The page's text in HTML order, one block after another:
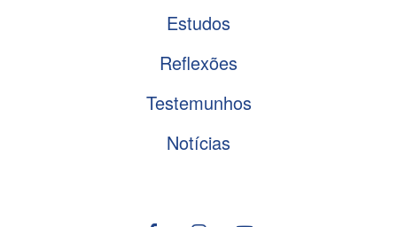
Estudos
Reflexões
Testemunhos
Notícias